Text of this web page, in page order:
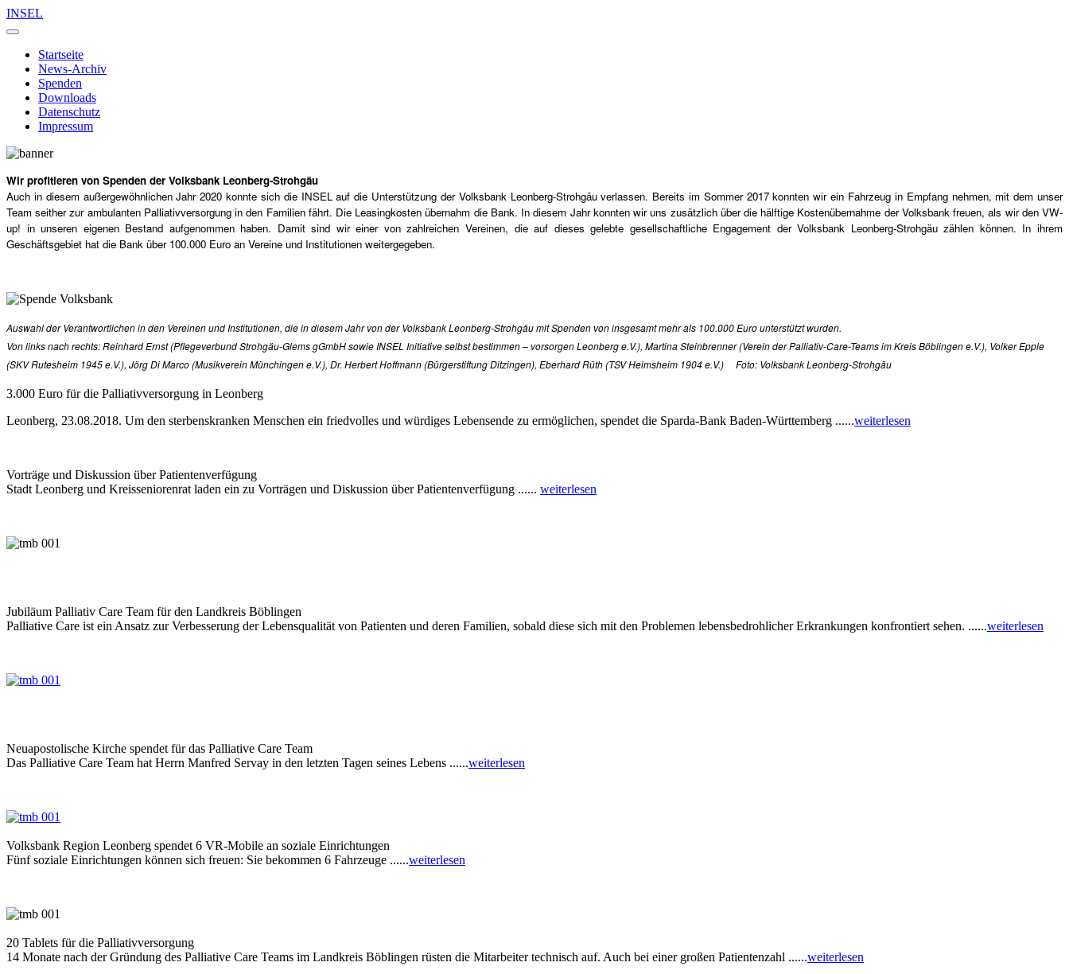
INSEL
Startseite
News-Archiv
Spenden
Downloads
Datenschutz
Impressum
Wir profitieren von Spenden der Volksbank Leonberg-Strohgäu
Auch in diesem außergewöhnlichen Jahr 2020 konnte sich die INSEL auf die Unterstützung der Volksbank Leonberg-Strohgäu verlassen. Bereits im Sommer 2017 konnten wir ein Fahrzeug in Empfang nehmen, mit dem unser
Team seither zur ambulanten Palliativversorgung in den Familien fährt. Die Leasingkosten übernahm die Bank. In diesem Jahr konnten wir uns zusätzlich über die hälftige Kostenübernahme der Volksbank freuen, als wir den VW-
up! in unseren eigenen Bestand aufgenommen haben. Damit sind wir einer von zahlreichen Vereinen, die auf dieses gelebte gesellschaftliche Engagement der Volksbank Leonberg-Strohgäu zählen können. In ihrem
Geschäftsgebiet hat die Bank über 100.000 Euro an Vereine und Institutionen weitergegeben.
Auswahl der Verantwortlichen in den Vereinen und Institutionen, die in diesem Jahr von der Volksbank Leonberg-Strohgäu mit Spenden von insgesamt mehr als 100.000 Euro unterstützt wurden.
Von links nach rechts: Reinhard Ernst (Pflegeverbund Strohgäu-Glems gGmbH sowie INSEL Initiative selbst bestimmen – vorsorgen Leonberg e.V.), Martina Steinbrenner (Verein der Palliativ-Care-Teams im Kreis Böblingen e.V.), Volker Epple
(SKV Rutesheim 1945 e.V.), Jörg Di Marco (Musikverein Münchingen e.V.), Dr. Herbert Hoffmann (Bürgerstiftung Ditzingen), Eberhard Rüth (TSV Heimsheim 1904 e.V.) Foto: Volksbank Leonberg-Strohgäu
3.000 Euro für die Palliativversorgung in Leonberg
Leonberg, 23.08.2018. Um den sterbenskranken Menschen ein friedvolles und würdiges Lebensende zu ermöglichen, spendet die Sparda-Bank Baden-Württemberg ......weiterlesen
Vorträge und Diskussion über Patientenverfügung
Stadt Leonberg und Kreisseniorenrat laden ein zu Vorträgen und Diskussion über Patientenverfügung ...... weiterlesen
Jubiläum Palliativ Care Team für den Landkreis Böblingen
Palliative Care ist ein Ansatz zur Verbesserung der Lebensqualität von Patienten und deren Familien, sobald diese sich mit den Problemen lebensbedrohlicher Erkrankungen konfrontiert sehen. ......weiterlesen
Neuapostolische Kirche spendet für das Palliative Care Team
Das Palliative Care Team hat Herrn Manfred Servay in den letzten Tagen seines Lebens ......weiterlesen
Volksbank Region Leonberg spendet 6 VR-Mobile an soziale Einrichtungen
Fünf soziale Einrichtungen können sich freuen: Sie bekommen 6 Fahrzeuge ......weiterlesen
20 Tablets für die Palliativversorgung
14 Monate nach der Gründung des Palliative Care Teams im Landkreis Böblingen rüsten die Mitarbeiter technisch auf. Auch bei einer großen Patientenzahl ......weiterlesen